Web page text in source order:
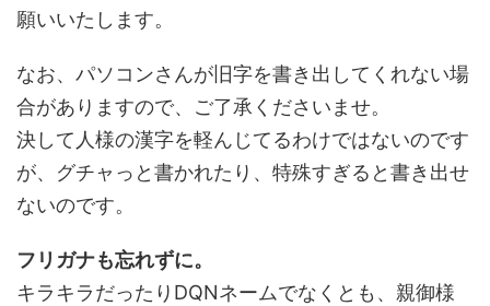
願いいたします。
なお、パソコンさんが旧字を書き出してくれない場
合がありますので、ご了承くださいませ。
決して人様の漢字を軽んじてるわけではないのです
が、グチャっと書かれたり、特殊すぎると書き出せ
ないのです。
フリガナも忘れずに。
キラキラだったりDQNネームでなくとも、親御様